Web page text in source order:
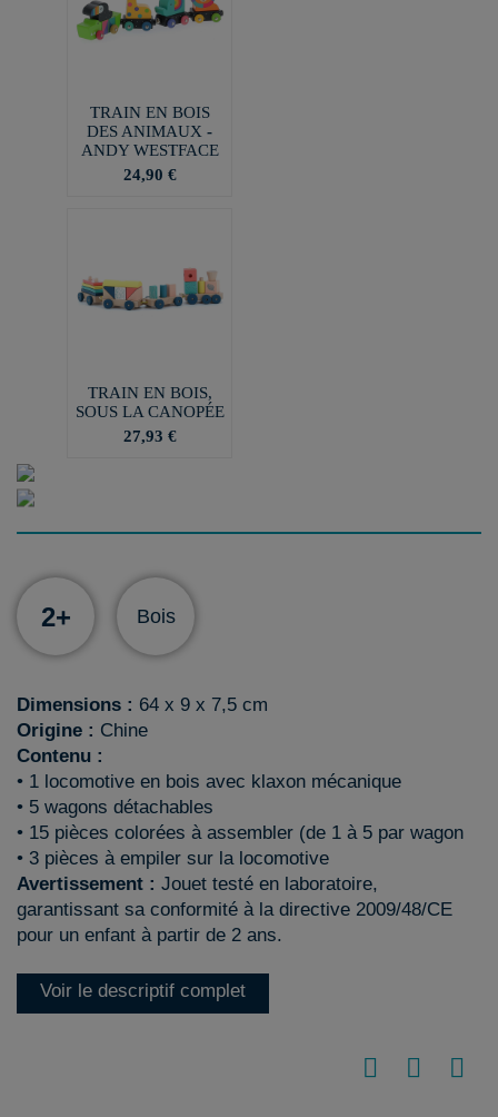
TRAIN EN BOIS
DES ANIMAUX -
ANDY WESTFACE
24,90 €
TRAIN EN BOIS,
SOUS LA CANOPÉE
27,93 €
2+ Bois
Dimensions : 64 x 9 x 7,5 cm
Origine : Chine
Contenu :
• 1 locomotive en bois avec klaxon mécanique
• 5 wagons détachables
• 15 pièces colorées à assembler (de 1 à 5 par wagon
• 3 pièces à empiler sur la locomotive
Avertissement : Jouet testé en laboratoire,
garantissant sa conformité à la directive 2009/48/CE
pour un enfant à partir de 2 ans.
Voir le descriptif complet